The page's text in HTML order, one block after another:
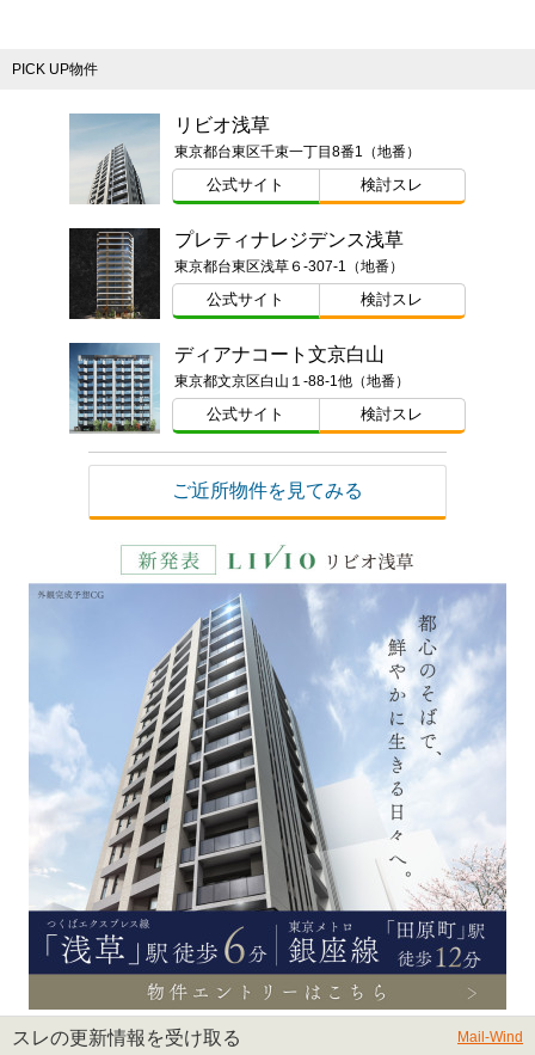
PICK UP物件
リビオ浅草
東京都台東区千束一丁目8番1（地番）
公式サイト 検討スレ
プレティナレジデンス浅草
東京都台東区浅草６-307-1（地番）
公式サイト 検討スレ
ディアナコート文京白山
東京都文京区白山１-88-1他（地番）
公式サイト 検討スレ
ご近所物件を見てみる
スレの更新情報を受け取る Mail-Wind